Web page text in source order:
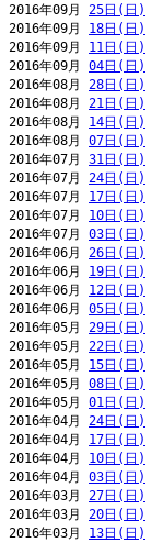
2016年09月 25日(日)
2016年09月 18日(日)
2016年09月 11日(日)
2016年09月 04日(日)
2016年08月 28日(日)
2016年08月 21日(日)
2016年08月 14日(日)
2016年08月 07日(日)
2016年07月 31日(日)
2016年07月 24日(日)
2016年07月 17日(日)
2016年07月 10日(日)
2016年07月 03日(日)
2016年06月 26日(日)
2016年06月 19日(日)
2016年06月 12日(日)
2016年06月 05日(日)
2016年05月 29日(日)
2016年05月 22日(日)
2016年05月 15日(日)
2016年05月 08日(日)
2016年05月 01日(日)
2016年04月 24日(日)
2016年04月 17日(日)
2016年04月 10日(日)
2016年04月 03日(日)
2016年03月 27日(日)
2016年03月 20日(日)
2016年03月 13日(日)